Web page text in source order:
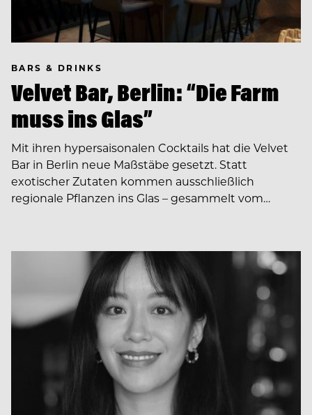
BARS & DRINKS
Velvet Bar, Berlin: “Die Farm
muss ins Glas”
Mit ihren hypersaisonalen Cocktails hat die Velvet
Bar in Berlin neue Maßstäbe gesetzt. Statt
exotischer Zutaten kommen ausschließlich
regionale Pflanzen ins Glas – gesammelt vom…